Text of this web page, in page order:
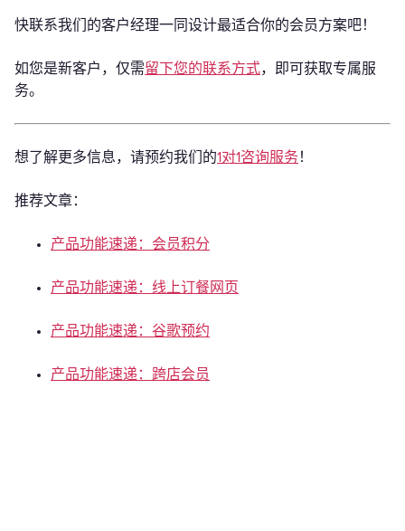
快联系我们的客户经理一同设计最适合你的会员方案吧！
如您是新客户，仅需留下您的联系方式，即可获取专属服
务。
想了解更多信息，请预约我们的1对1咨询服务！
推荐文章：
产品功能速递：会员积分
产品功能速递：线上订餐网页
产品功能速递：谷歌预约
产品功能速递：跨店会员